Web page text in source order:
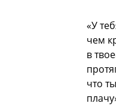
«У
чем
в
что